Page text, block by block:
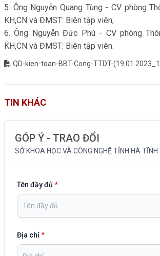
5. Ông Nguyễn Quang Tùng - CV phòng
KH,CN và ĐMST: Biên tập viên;
6. Ông Nguyễn Đức Phú - CV phòng
KH,CN và ĐMST: Biên tập viên.
QD-kien-toan-BBT-Cong-TTDT-
TIN KHÁC
GÓP Ý - TRAO ĐỔI
SỞ KHOA HỌC VÀ CÔNG NGHỆ TỈNH HÀ TĨNH
Tên đầy đủ *
Địa chỉ*